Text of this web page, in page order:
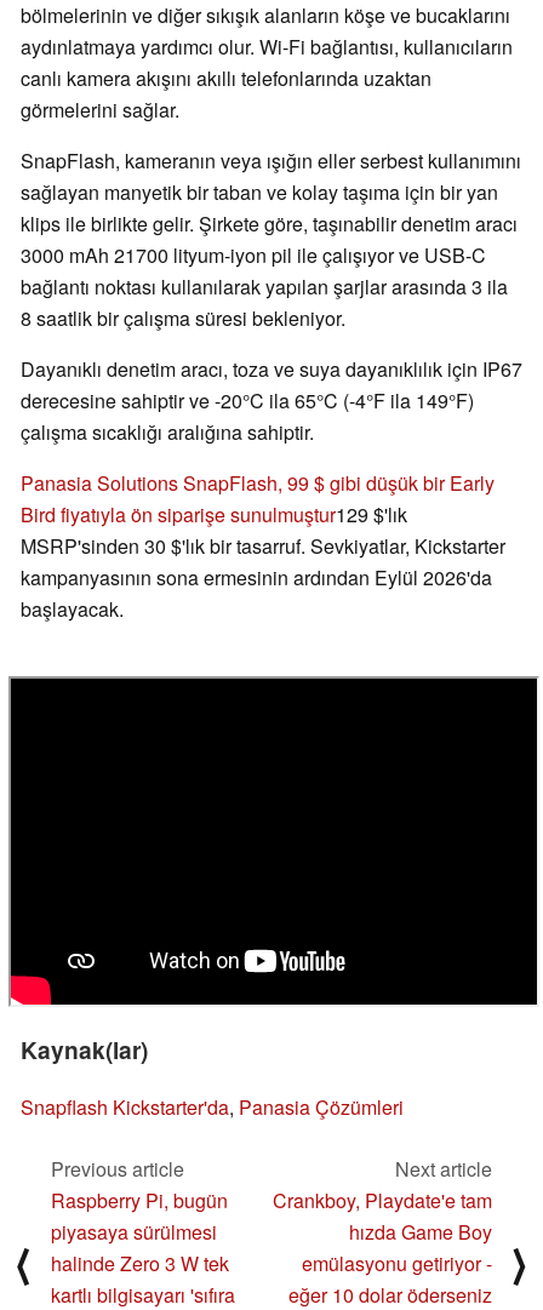
bölmelerinin ve diğer sıkışık alanların köşe ve bucaklarını
aydınlatmaya yardımcı olur. Wi-Fi bağlantısı, kullanıcıların
canlı kamera akışını akıllı telefonlarında uzaktan
görmelerini sağlar.
SnapFlash, kameranın veya ışığın eller serbest kullanımını
sağlayan manyetik bir taban ve kolay taşıma için bir yan
klips ile birlikte gelir. Şirkete göre, taşınabilir denetim aracı
3000 mAh 21700 lityum-iyon pil ile çalışıyor ve USB-C
bağlantı noktası kullanılarak yapılan şarjlar arasında 3 ila
8 saatlik bir çalışma süresi bekleniyor.
Dayanıklı denetim aracı, toza ve suya dayanıklılık için IP67
derecesine sahiptir ve -20°C ila 65°C (-4°F ila 149°F)
çalışma sıcaklığı aralığına sahiptir.
Panasia Solutions SnapFlash, 99 $ gibi düşük bir Early
Bird fiyatıyla ön siparişe sunulmuştur129 $'lık
MSRP'sinden 30 $'lık bir tasarruf. Sevkiyatlar, Kickstarter
kampanyasının sona ermesinin ardından Eylül 2026'da
başlayacak.
Kaynak(lar)
Snapflash Kickstarter'da, Panasia Çözümleri
⟨
Previous article
Raspberry Pi, bugün
piyasaya sürülmesi
halinde Zero 3 W tek
kartlı bilgisayarı 'sıfıra
Next article
Crankboy, Playdate'e tam
hızda Game Boy
emülasyonu getiriyor -
eğer 10 dolar öderseniz
⟩